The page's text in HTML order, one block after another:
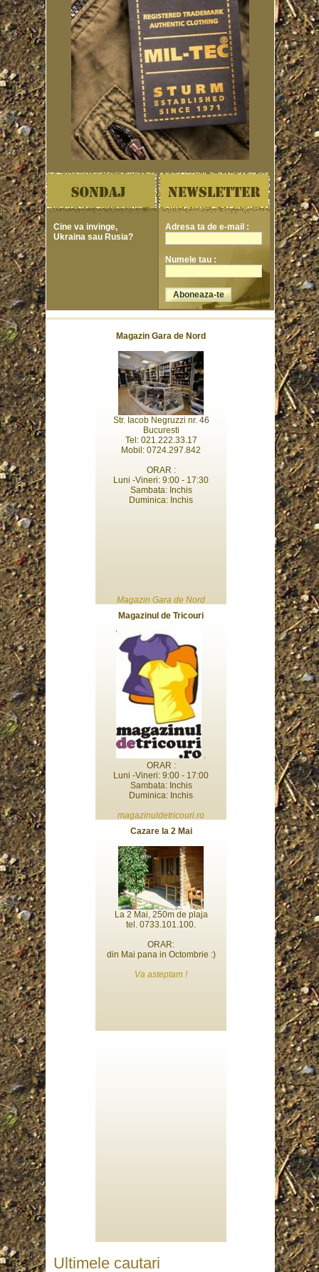
Cine va invinge,
Ukraina sau Rusia?
Adresa ta de e-mail :
Numele tau :
Magazin Gara de Nord
Str. Iacob Negruzzi nr. 46
Bucuresti
Tel: 021.222.33.17
Mobil: 0724.297.842
ORAR :
Luni -Vineri: 9:00 - 17:30
Sambata: Inchis
Duminica: Inchis
Magazin Gara de Nord
Magazinul de Tricouri
.
ORAR :
Luni -Vineri: 9:00 - 17:00
Sambata: Inchis
Duminica: Inchis
magazinuldetricouri.ro
Cazare la 2 Mai
La 2 Mai, 250m de plaja
tel. 0733.101.100.
ORAR:
din Mai pana in Octombrie :)
Va asteptam !
Ultimele cautari